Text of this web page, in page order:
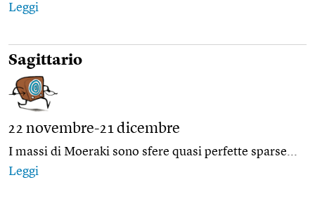
Leggi
Sagittario
22 novembre-21 dicembre
I massi di Moeraki sono sfere quasi perfette sparse...
Leggi